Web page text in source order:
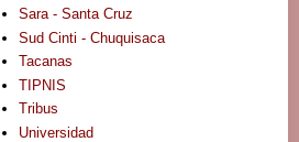
Sara - Santa Cruz
Sud Cinti - Chuquisaca
Tacanas
TIPNIS
Tribus
Universidad